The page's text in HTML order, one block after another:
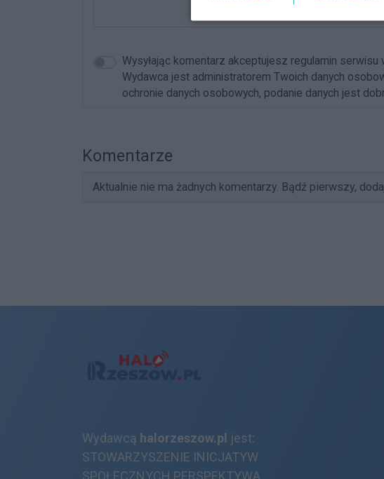
Wysyłając komentarz akceptujesz regulamin
Wydawca jest administratorem Twoich danych
ochronie danych osobowych, podanie danych jest
Komentarze
Aktualnie nie ma żadnych komentarzy. Bądź pierwszy,
Wydawcą halorzeszow.pl jest:
STOWARZYSZENIE INICJATYW
SPOŁECZNYCH PERSPEKTYWA